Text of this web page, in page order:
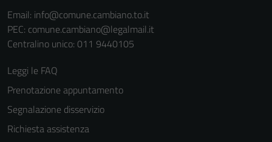
Email: info@comune.cambiano.to.it
PEC: comune.cambiano@legalmail.it
Centralino unico: 011 9440105
Leggi le FAQ
Prenotazione appuntamento
Segnalazione disservizio
Richiesta assistenza